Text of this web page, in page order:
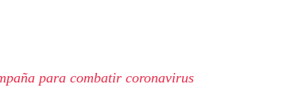
para combatir coronavirus